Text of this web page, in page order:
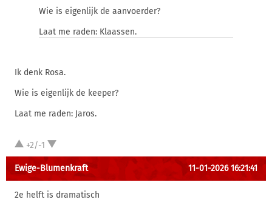
Wie is eigenlijk de aanvoerder?
Laat me raden: Klaassen.
Ik denk Rosa.
Wie is eigenlijk de keeper?
Laat me raden: Jaros.
+2/-1
Ewige-Blumenkraft 11-01-2026 16:21:41
2e helft is dramatisch